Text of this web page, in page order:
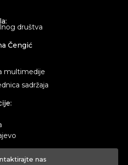
društva
Čengić
multimedije
sadržaja
nas